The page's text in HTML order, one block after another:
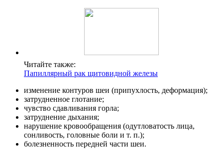
Читайте также:
Папиллярный рак щитовидной железы
изменение контуров шеи (припухлость, деформация);
затрудненное глотание;
чувство сдавливания горла;
затруднение дыхания;
нарушение кровообращения (одутловатость лица,
сонливость, головные боли и т. п.);
болезненность передней части шеи.